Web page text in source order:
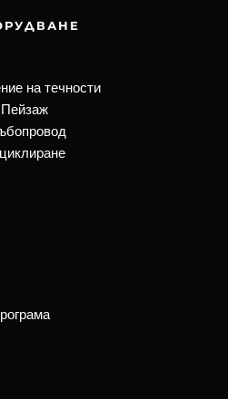
на течности
Пейзаж